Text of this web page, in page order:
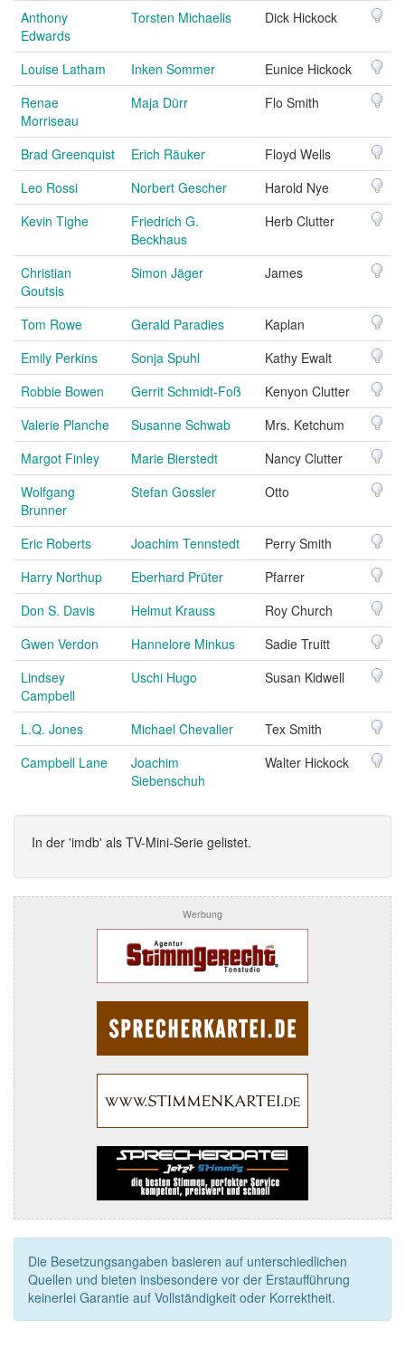
Anthony
Edwards
Torsten Michaelis Dick Hickock
Louise Latham Inken Sommer
Eunice Hickock
Renae
Morriseau
Maja Dürr Flo Smith
Brad Greenquist Erich Räuker
Floyd Wells
Leo Rossi
Norbert Gescher
Harold Nye
Kevin Tighe
Friedrich G.
Beckhaus
Herb Clutter
Christian
Goutsis
Simon Jäger James
Tom Rowe Gerald Paradies
Kaplan
Emily Perkins
Sonja Spuhl
Kathy Ewalt
Robbie Bowen
Gerrit Schmidt-Foß
Kenyon Clutter
Valerie Planche
Susanne Schwab
Mrs. Ketchum
Margot Finley
Marie Bierstedt
Nancy Clutter
Wolfgang
Brunner
Stefan Gossler Otto
Eric Roberts Joachim Tennstedt
Perry Smith
Harry Northup
Eberhard Prüter
Pfarrer
Don S. Davis
Helmut Krauss
Roy Church
Gwen Verdon
Hannelore Minkus
Sadie Truitt
Lindsey
Campbell
Uschi Hugo Susan Kidwell
L.Q. Jones Michael Chevalier
Tex Smith
Campbell Lane
Joachim
Siebenschuh
Walter Hickock
In der 'imdb' als TV-Mini-Serie gelistet.
Werbung
Die Besetzungsangaben basieren auf unterschiedlichen
Quellen und bieten insbesondere vor der Erstaufführung
keinerlei Garantie auf Vollständigkeit oder Korrektheit.